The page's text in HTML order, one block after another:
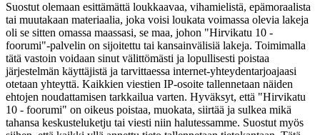
Suostut olemaan esittämättä loukkaavaa, vihamielistä, epämoraalista
tai muutakaan materiaalia, joka voisi loukata voimassa olevia lakeja
oli se sitten omassa maassasi, se maa, johon "Hirvikatu 10 -
foorumi"-palvelin on sijoitettu tai kansainvälisiä lakeja. Toimimalla
tätä vastoin voidaan sinut välittömästi ja lopullisesti poistaa
järjestelmän käyttäjistä ja tarvittaessa internet-yhteydentarjoajaasi
otetaan yhteyttä. Kaikkien viestien IP-osoite tallennetaan näiden
ehtojen noudattamisen tarkkailua varten. Hyväksyt, että "Hirvikatu
10 - foorumi" on oikeus poistaa, muokata, siirtää ja sulkea mikä
tahansa keskusteluketju tai viesti niin halutessamme. Suostut myös